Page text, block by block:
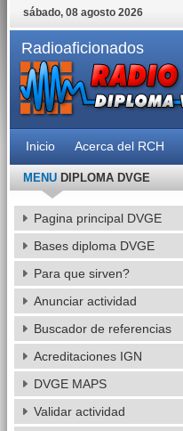
sábado, 08 agosto 2026
Radioaficionados
Inicio Acerca del RCH
MENUDIPLOMA DVGE
Pagina principal DVGE
Bases diploma DVGE
Para que sirven?
Anunciar actividad
Buscador de referencias
Acreditaciones IGN
DVGE MAPS
Validar actividad